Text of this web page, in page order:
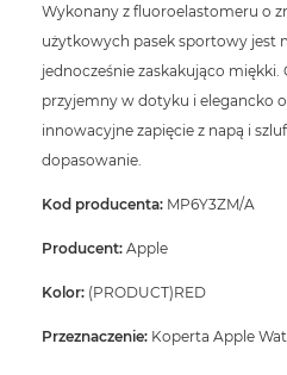
Wykonany z fluoroelastomeru o
użytkowych pasek sportowy jest
jednocześnie zaskakująco miękki.
przyjemny w dotyku i elegancko
innowacyjne zapięcie z napą i
dopasowanie.
Kod producenta: MP6Y3ZM/A
Producent: Apple
Kolor: (PRODUCT)RED
Przeznaczenie: Koperta Apple